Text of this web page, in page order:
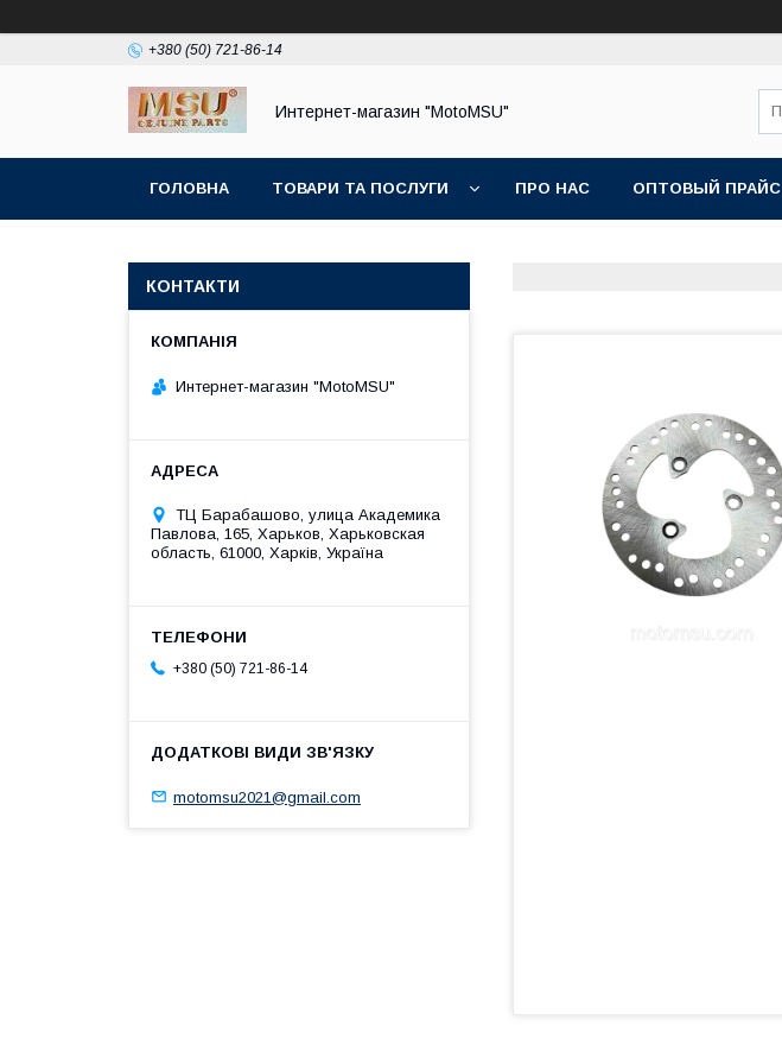
+380 (50) 721-86-14
Интернет-магазин "MotoMSU"
ГОЛОВНА ТОВАРИ ТА ПОСЛУГИ ПРО НАС ОПТОВЫЙ ПРАЙС
КОНТАКТИ
Интернет-магазин "MotoMSU"
ТЦ Барабашово, улица Академика
Павлова, 165, Харьков, Харьковская
область, 61000, Харків, Україна
+380 (50) 721-86-14
motomsu2021@gmail.com